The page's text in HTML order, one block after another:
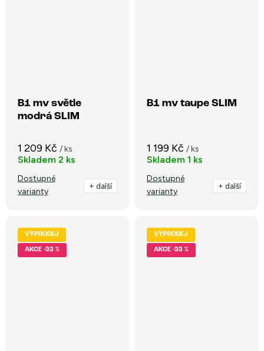
B1 mv světle
modrá SLIM
1 209 Kč / ks
Skladem 2 ks
Dostupné
varianty
+ další
B1 mv taupe SLIM
1 199 Kč / ks
Skladem 1 ks
Dostupné
varianty
+ další
VÝPRODEJ
-33 %
VÝPRODEJ
-33 %